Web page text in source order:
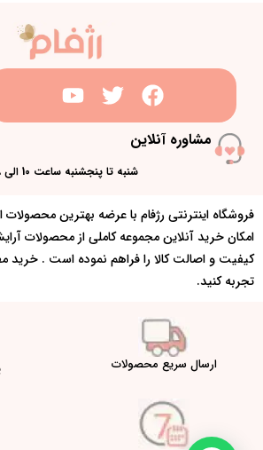
مشاوره آنلاین
شنبه تا پنجشنبه ساعت 10 الی 18
فروشگاه اینترنتی رژفام با عرضه بهترین محصولات
امکان خرید آنلاین مجموعه کاملی از محصولات
کیفیت و اصالت کالا را فراهم نموده است . خرید
تجربه کنید.
ارسال سریع محصولات